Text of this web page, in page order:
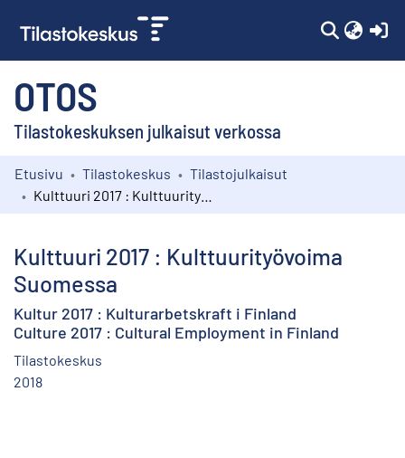
OTOS
Tilastokeskuksen julkaisut verkossa
Kokoelmat
Etusivu Tilastokeskus
Tilastojulkaisut
Kulttuuri 2017 : Kulttuurityövoima
Suomessa
Kultur 2017 : Kulturarbetskraft i Finland
Culture 2017 : Cultural Employment in Finland
Tilastokeskus
2018